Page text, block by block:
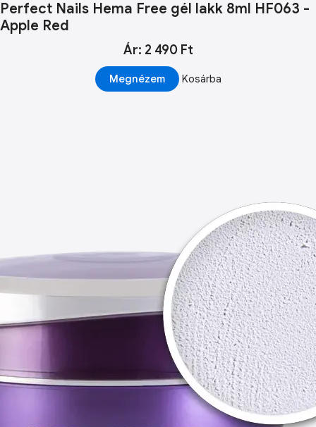
Perfect Nails Hema Free gél lakk 8ml HF063 -
Apple Red
Ár: 2 490 Ft
Megnézem Kosárba